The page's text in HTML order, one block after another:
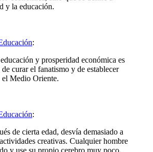
y la educación.
:
y prosperidad económica es
curar el fanatismo y de establecer
el Medio Oriente.
:
de cierta edad, desvía demasiado a
creativas. Cualquier hombre
y use su propio cerebro muy poco,